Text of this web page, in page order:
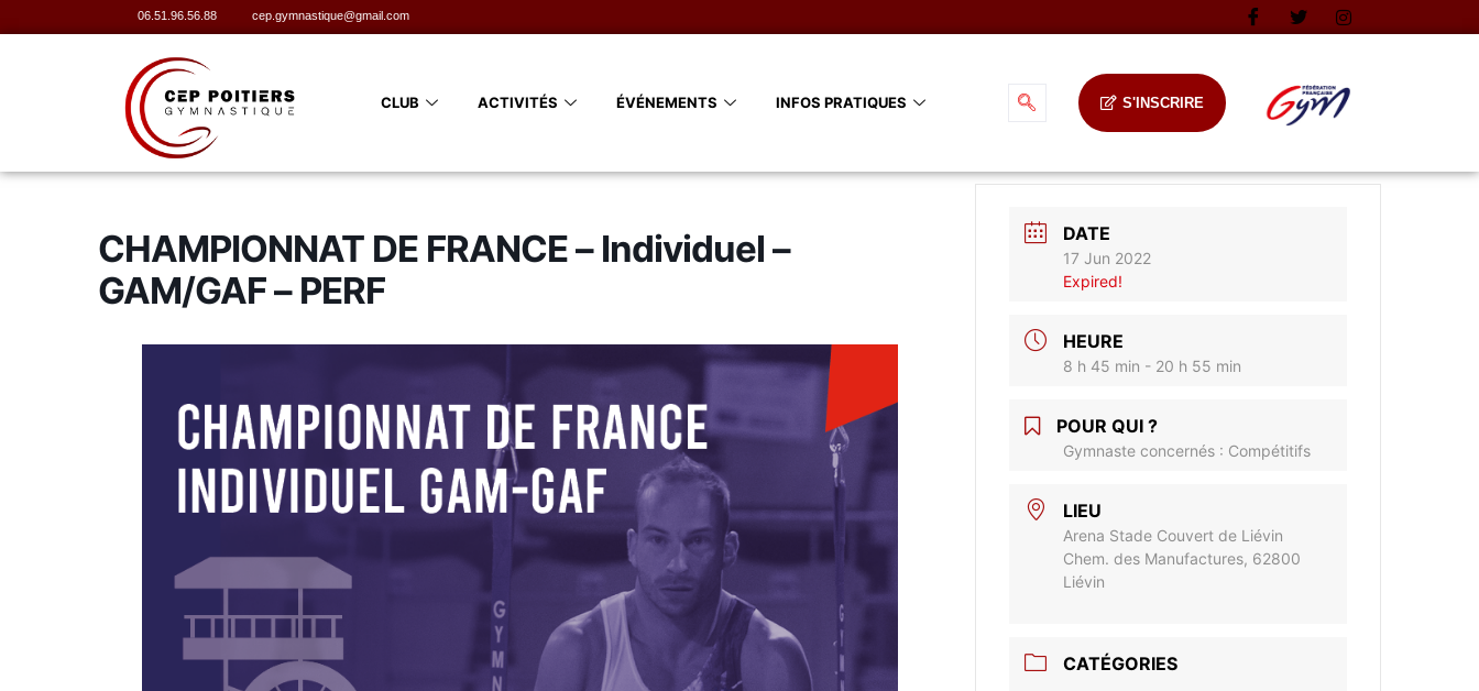
06.51.96.56.88 cep.gymnastique@gmail.com
CLUB ACTIVITÉS ÉVÉNEMENTS INFOS PRATIQUES S'INSCRIRE
CHAMPIONNAT DE FRANCE – Individuel –
GAM/GAF – PERF
DATE
17 Jun 2022
Expired!
HEURE
8 h 45 min - 20 h 55 min
POUR QUI ?
Gymnaste concernés : Compétitifs
LIEU
Arena Stade Couvert de Liévin
Chem. des Manufactures, 62800
Liévin
CATÉGORIES